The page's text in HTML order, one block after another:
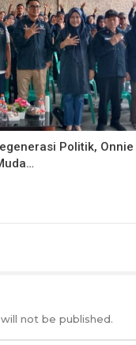
Politik, Onnie
not be published.